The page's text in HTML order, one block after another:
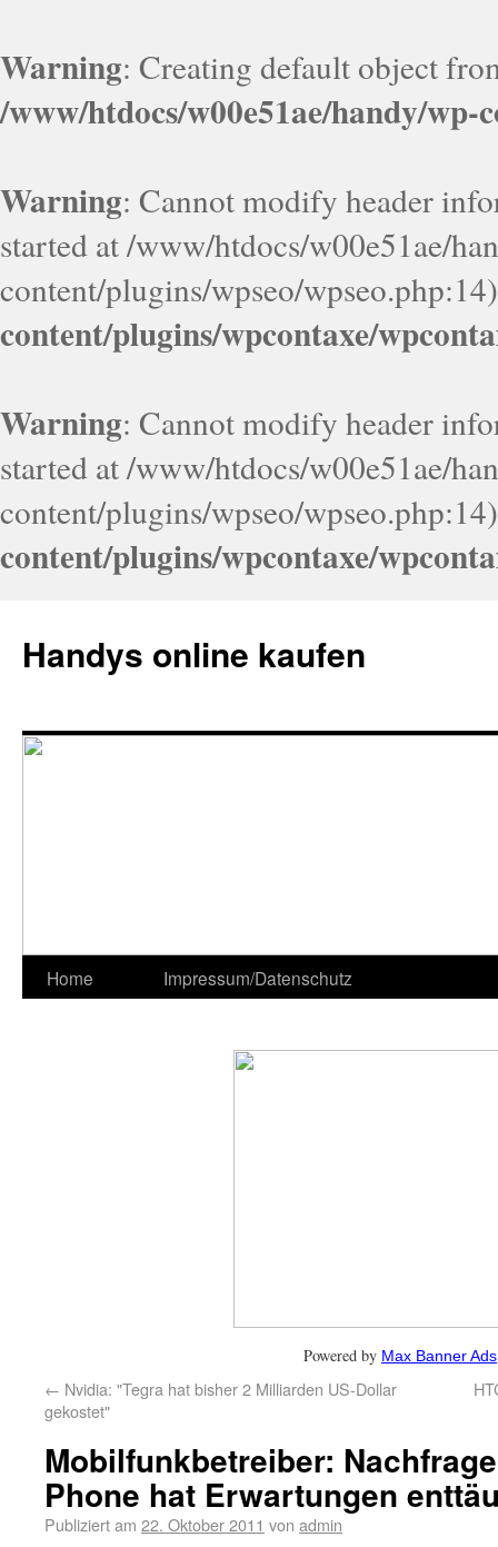
Warning: Creating default object
/www/htdocs/w00e51ae/handy/wp-
Warning: Cannot modify header
started at /www/htdocs/w00e51ae/
content/plugins/wpseo/
content/plugins/wpcontaxe/
Warning: Cannot modify header
started at /www/htdocs/w00e51ae/
content/plugins/wpseo/
content/plugins/wpcontaxe/
Handys online kaufen
Home Impressum/Datenschutz
Powered by Max Banner Ads
← Nvidia: "Tegra hat bisher 2 Milliarden US-Dollar
gekostet"
Mobilfunkbetreiber:
Phone hat Erwartungen
Publiziert am 22. Oktober 2011 von admin